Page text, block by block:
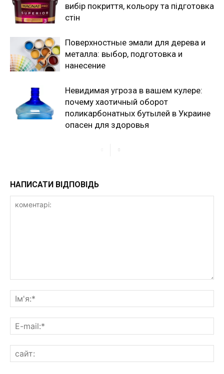
вибір покриття, кольору та підготовка
стін
Поверхностные эмали для дерева и
металла: выбор, подготовка и
нанесение
Невидимая угроза в вашем кулере:
почему хаотичный оборот
поликарбонатных бутылей в Украине
опасен для здоровья
НАПИСАТИ ВІДПОВІДЬ